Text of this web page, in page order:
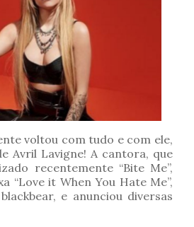
voltou com tudo e com ele,
Avril Lavigne! A cantora, que
recentemente “Bite Me”,
“Love it When You Hate Me”,
e anunciou diversas